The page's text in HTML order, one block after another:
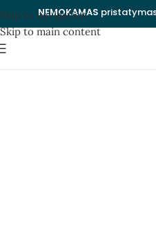
Skip to navigation
Skip to main content
NEMOKAMAS
Dovana